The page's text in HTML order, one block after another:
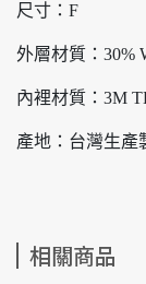
尺寸：F
外層材質：30%
內裡材質：3M
產地：台灣生產
相關商品